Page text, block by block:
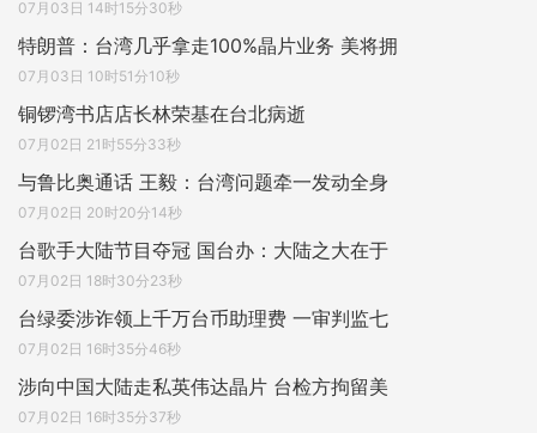
07月03日 14时15分30秒
特朗普：台湾几乎拿走100%晶片业务 美将拥
07月03日 10时51分10秒
铜锣湾书店店长林荣基在台北病逝
07月02日 21时55分33秒
与鲁比奥通话 王毅：台湾问题牵一发动全身
07月02日 20时20分14秒
台歌手大陆节目夺冠 国台办：大陆之大在于
07月02日 18时30分23秒
台绿委涉诈领上千万台币助理费 一审判监七
07月02日 16时35分46秒
涉向中国大陆走私英伟达晶片 台检方拘留美
07月02日 16时35分37秒